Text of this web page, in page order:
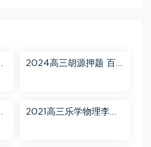
2024高三胡源押题 百
2021高三乐学物理李玮